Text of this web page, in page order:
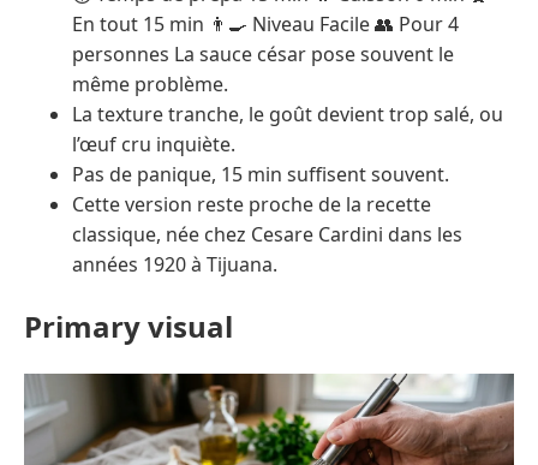
En tout 15 min 👨‍🍳 Niveau Facile 👥 Pour 4
personnes La sauce césar pose souvent le
même problème.
La texture tranche, le goût devient trop salé, ou
l’œuf cru inquiète.
Pas de panique, 15 min suffisent souvent.
Cette version reste proche de la recette
classique, née chez Cesare Cardini dans les
années 1920 à Tijuana.
Primary visual